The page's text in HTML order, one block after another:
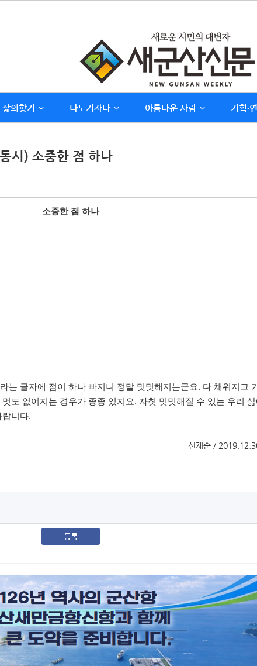
삶의향기 나도기자다 아름다운 사람 기획∙
시) 소중한 점 하나
소중한 점 하나
는 글자에 점이 하나 빠지니 정말 밋밋해지는군요. 다 채워지고
멋도 없어지는 경우가 종종 있지요. 자칫 밋밋해질 수 있는 우리
랍니다.
신재순 /